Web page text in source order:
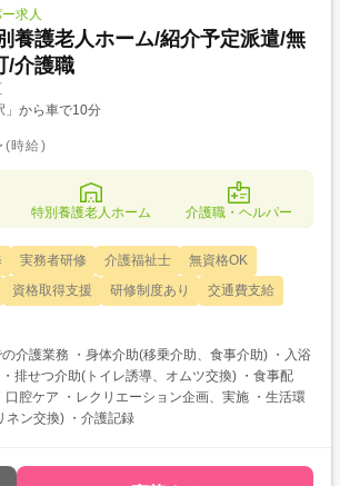
求人
養護老人ホーム/紹介予定派遣/無
/介護職
」から車で10分
(時給)
特別養護老人ホーム 介護職・ヘルパー
実務者研修 介護福祉士
無資格OK
資格取得支援 研修制度あり
交通費支給
介護業務 ・身体介助(移乗介助、食事介助) ・入浴
排せつ介助(トイレ誘導、オムツ交換) ・食事配
口腔ケア ・レクリエーション企画、実施 ・生活環
ネン交換) ・介護記録